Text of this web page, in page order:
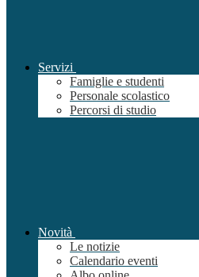
Servizi
Famiglie e studenti
Personale scolastico
Percorsi di studio
Novità
Le notizie
Calendario eventi